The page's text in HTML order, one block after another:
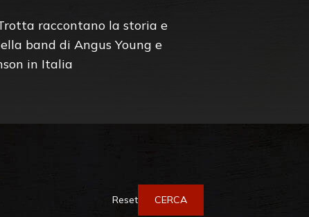
raccontano la storia e
band di Angus Young e
in Italia
Reset